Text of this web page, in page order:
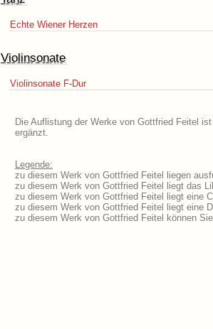
Echte Wiener Herzen
Violinsonate
Violinsonate F-Dur
Die Auflistung der Werke von Gottfried Feitel
ergänzt.
Legende:
zu diesem Werk von Gottfried Feitel liegen
zu diesem Werk von Gottfried Feitel liegt das
zu diesem Werk von Gottfried Feitel liegt eine
zu diesem Werk von Gottfried Feitel liegt eine
zu diesem Werk von Gottfried Feitel können